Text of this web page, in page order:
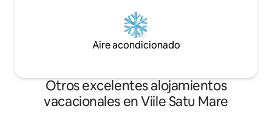
Aire acondicionado
Otros excelentes alojamientos
vacacionales en Viile Satu Mare